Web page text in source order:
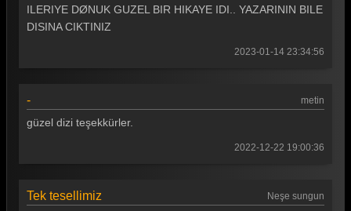
Gönül Dağı 37. Bölüm
Gönül Dağı 34. Bölüm
Gönül Dağı 31. Bölüm
ILERIYE DØNUK GUZEL BIR HIKAYE IDI.. YAZARININ BILE
DISINA CIKTINIZ
2023-01-14 23:34:56
- metin
güzel dizi teşekkürler.
2022-12-22 19:00:36
Tek tesellimiz Neşe sungun